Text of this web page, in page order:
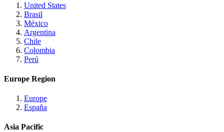
United States
Brasil
México
Argentina
Chile
Colombia
Perú
Europe Region
Europe
España
Asia Pacific